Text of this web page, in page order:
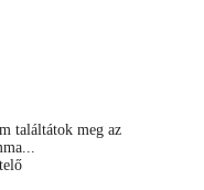
találtátok meg az